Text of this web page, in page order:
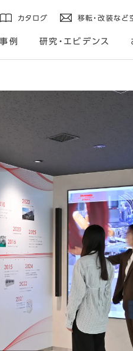
カタログ 移転・改装など
事例 研究・エビデンス